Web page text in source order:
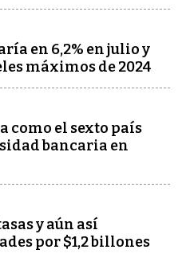
en 6,2% en julio y
máximos de 2024
como el sexto país
bancaria en
y aún así
por $1,2 billones